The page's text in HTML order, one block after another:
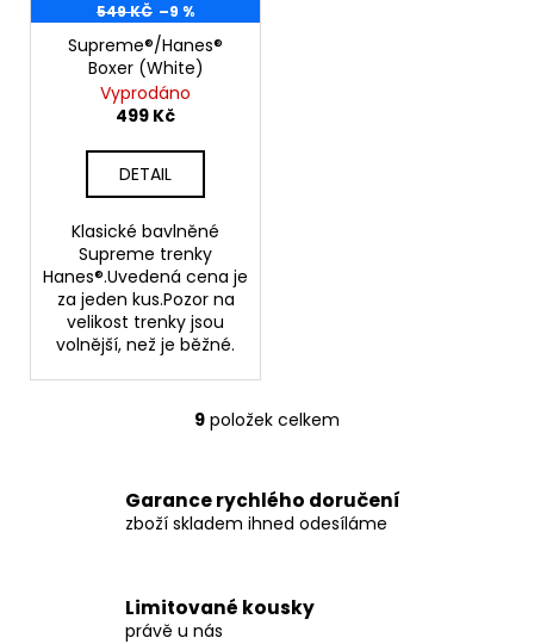
549 KČ –9 %
Supreme®/Hanes®
Boxer (White)
Vyprodáno
499 Kč
DETAIL
Klasické bavlněné
Supreme trenky
Hanes®.Uvedená cena je
za jeden kus.Pozor na
velikost trenky jsou
volnější, než je běžné.
O
l
á
d
í
9 položek celkem
Garance rychlého doručení
zboží skladem ihned odesíláme
Limitované kousky
právě u nás